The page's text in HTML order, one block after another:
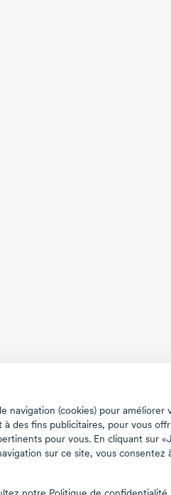
navigation (cookies) pour améliorer
des fins publicitaires, pour vous
pour vous. En cliquant sur
sur ce site, vous consentez